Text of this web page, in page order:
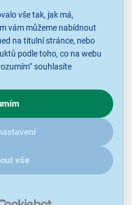
vše tak, jak má,
vám můžeme nabídnout
na titulní stránce, nebo
podle toho, co na webu
souhlasíte
cílených reklam. Pokud vás
a dalšími údaji pracujeme,
vše
15, barva šedá